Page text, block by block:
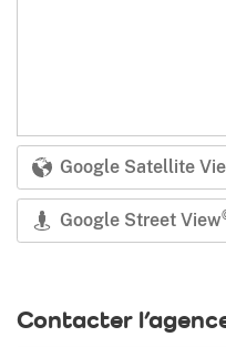
Google Satellite
Google Street View
Contacter